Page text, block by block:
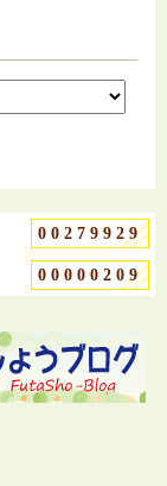
00279929
00000209